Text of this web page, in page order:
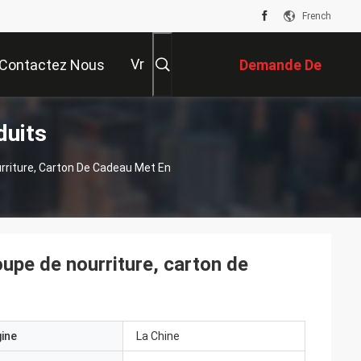
French
Nous Vr Demande De
Soumission
Carton De Cadeau Met En
de nourriture, carton de
La Chine